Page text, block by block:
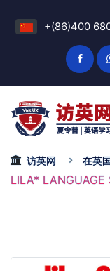
+(86)400
访英网 在英
LILA* LANGUAGE